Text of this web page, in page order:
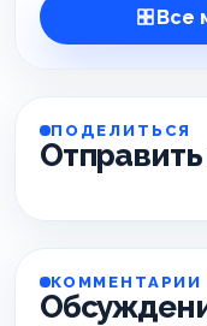
Все
ПОДЕЛИТЬСЯ
КОММЕНТАРИИ